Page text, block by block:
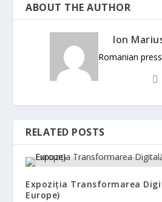
ABOUT THE AUTHOR
Ion
Romanian
RELATED POSTS
Expoziția Transformarea
Europe)